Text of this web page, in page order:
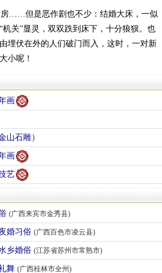
……但是恶作剧也不少：结婚大床，一似
关”显灵，双双跌到床下，十分狼狈。也
埋伏在外的人们破门而入，这时，一对新
小呢！
画
山石雕）
画
艺
(广西来宾市金秀县)
婚习俗 (广西百色市凌云县)
乡婚俗 (江苏省苏州市常熟市)
舞 (广西桂林市全州)